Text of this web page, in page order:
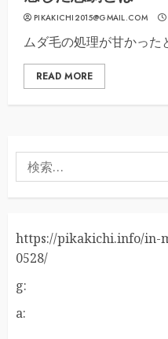
PIKAKICHI2015@GMAIL.COM
ムダ毛の処理が甘かった
READ MORE
索:
https://pikakichi.info/in-
0528/
g:
a: